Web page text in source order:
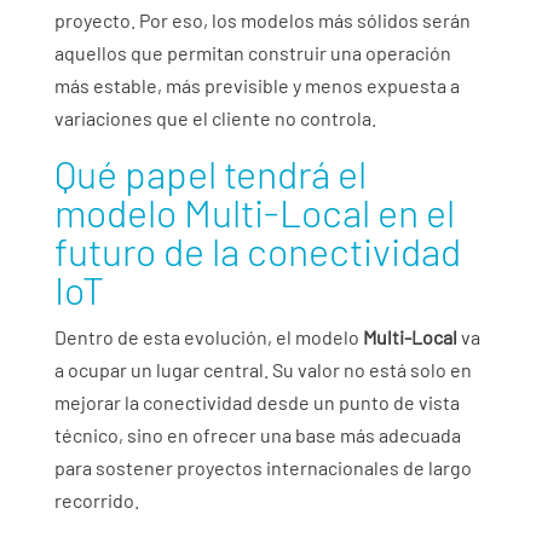
proyecto. Por eso, los modelos más sólidos serán
aquellos que permitan construir una operación
más estable, más previsible y menos expuesta a
variaciones que el cliente no controla.
Qué papel tendrá el
modelo Multi-Local en el
futuro de la conectividad
IoT
Dentro de esta evolución, el modelo Multi-Local va
a ocupar un lugar central. Su valor no está solo en
mejorar la conectividad desde un punto de vista
técnico, sino en ofrecer una base más adecuada
para sostener proyectos internacionales de largo
recorrido.